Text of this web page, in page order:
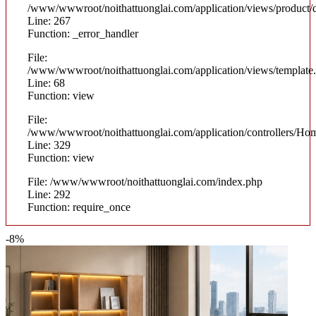
/www/wwwroot/noithattuonglai.com/application/views/product/
Line: 267
Function: _error_handler
File:
/www/wwwroot/noithattuonglai.com/application/views/
Line: 68
Function: view
File:
/www/wwwroot/noithattuonglai.com/application/controllers/
Line: 329
Function: view
File: /www/wwwroot/noithattuonglai.com/index.php
Line: 292
Function: require_once
-8%